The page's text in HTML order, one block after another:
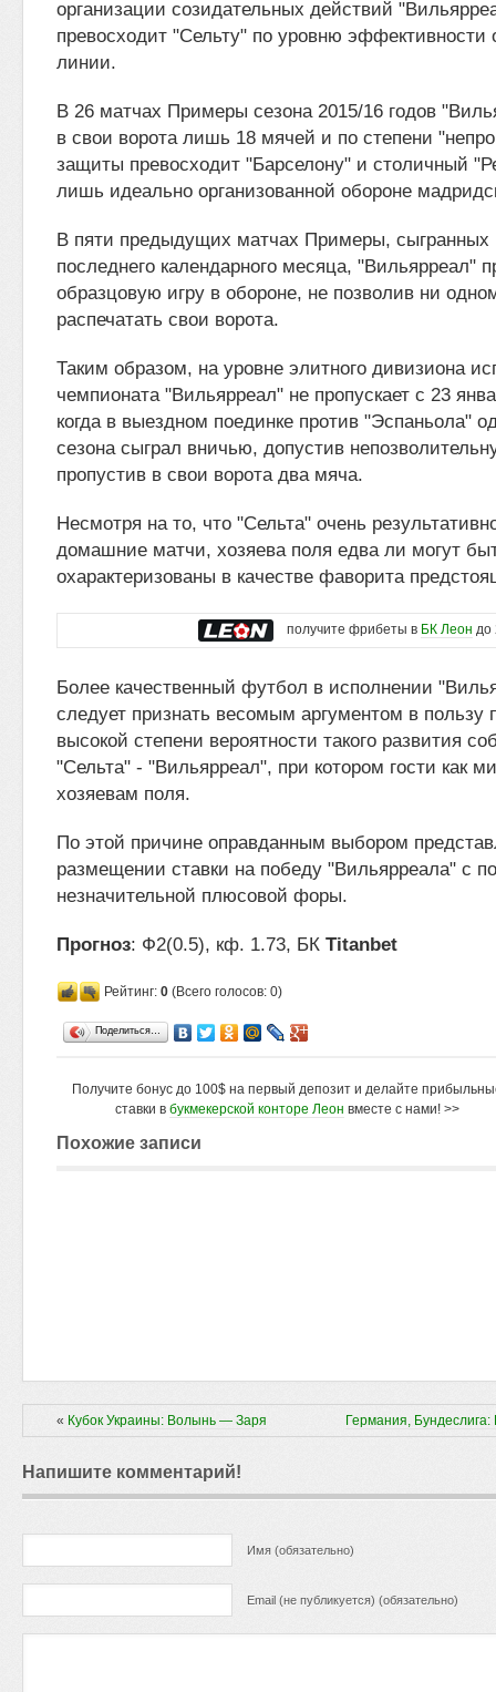
организации созидательных действий
превосходит "Сельту" по уровню эффективности
линии.
В 26 матчах Примеры сезона 2015/16 годов
в свои ворота лишь 18 мячей и по степени
защиты превосходит "Барселону" и столичный
лишь идеально организованной обороне
В пяти предыдущих матчах Примеры, сыгранных
последнего календарного месяца, "Вильярреал"
образцовую игру в обороне, не позволив ни
распечатать свои ворота.
Таким образом, на уровне элитного дивизиона
чемпионата "Вильярреал" не пропускает с 23
когда в выездном поединке против "Эспаньола"
сезона сыграл вничью, допустив
пропустив в свои ворота два мяча.
Несмотря на то, что "Сельта" очень
домашние матчи, хозяева поля едва ли могут
охарактеризованы в качестве фаворита
получите фрибеты в БК Леон до
Более качественный футбол в исполнении
следует признать весомым аргументом в пользу
высокой степени вероятности такого развития
"Сельта" - "Вильярреал", при котором гости как
хозяевам поля.
По этой причине оправданным выбором
размещении ставки на победу "Вильярреала" с
незначительной плюсовой форы.
Прогноз: Ф2(0.5), кф. 1.73, БК Titanbet
Рейтинг: 0 (Всего голосов: 0)
Поделиться…
Получите бонус до 100$ на первый депозит и делайте
ставки в букмекерской конторе Леон вместе с нами! >>
Похожие записи
« Кубок Украины: Волынь — Заря Германия,
Напишите комментарий!
Имя (обязательно)
Email (не публикуется) (обязательно)